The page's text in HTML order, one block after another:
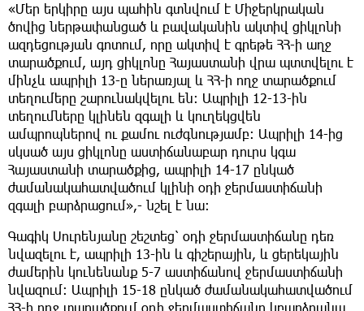
«Մեր երկիրը այս պահին գտնվում է Միջերկրական
ծովից ներթափանցած և բավականին ակտիվ ցիկլոնի
ազդեցության գոտում, որը ակտիվ է գրեթե ՀՀ-ի աղջ
տարածքում, այդ ցիկլոնը Հայաստանի վրա պտտվելու է
մինչև ապրիլի 13-ը ներառյալ և ՀՀ-ի ողջ տարածքում
տեղումերը շարունակվելու են: Ապրիլի 12-13-ին
տեղումները կլինեն զգալի և կուղեկցվեն
ամպրոպներով ու քամու ուժգնությամբ: Ապրիլի 14-ից
սկսած այս ցիկլոնը աստիճանաբար դուրս կգա
Հայաստանի տարածքից, ապրիլի 14-17 ընկած
ժամանակահատվածում կլինի օդի ջերմաստիճանի
զգալի բարձրացում»,- նշել է նա:
Գագիկ Սուրենյանը շեշտեց՝ օդի ջերմաստիճանը դեռ
նվազելու է, ապրիլի 13-ին և գիշերային, և ցերեկային
ժամերին կունենանք 5-7 աստիճանով ջերմաստիճանի
նվազում: Ապրիլի 15-18 ընկած ժամանակահատվածում
ՀՀ-ի ողջ տարածքում օդի ջերմաստիճանը կբարձրանա